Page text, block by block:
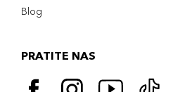
Blog
PRATITE NAS